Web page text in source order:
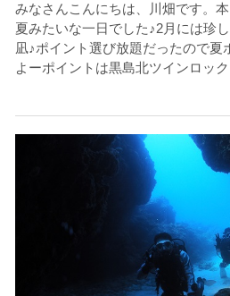
みなさんこんにちは、川畑です。
夏みたいな一日でした♪2月には珍
凪♪ポイント選び放題だったので夏
よーポイントは黒島北ツインロッ